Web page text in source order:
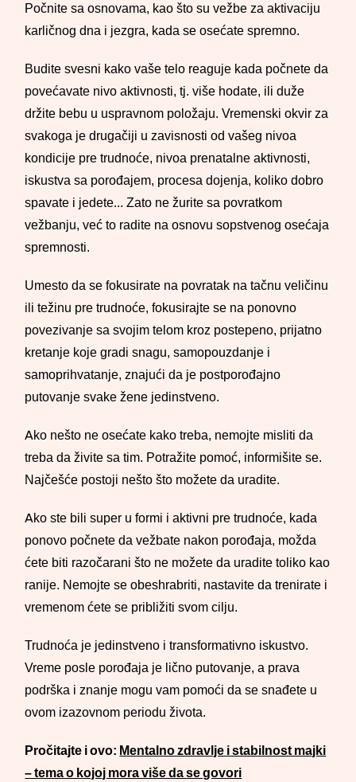
Počnite sa osnovama, kao što su vežbe za aktivaciju
karličnog dna i jezgra, kada se osećate spremno.
Budite svesni kako vaše telo reaguje kada počnete da
povećavate nivo aktivnosti, tj. više hodate, ili duže
držite bebu u uspravnom položaju. Vremenski okvir za
svakoga je drugačiji u zavisnosti od vašeg nivoa
kondicije pre trudnoće, nivoa prenatalne aktivnosti,
iskustva sa porođajem, procesa dojenja, koliko dobro
spavate i jedete... Zato ne žurite sa povratkom
vežbanju, već to radite na osnovu sopstvenog osećaja
spremnosti.
Umesto da se fokusirate na povratak na tačnu veličinu
ili težinu pre trudnoće, fokusirajte se na ponovno
povezivanje sa svojim telom kroz postepeno, prijatno
kretanje koje gradi snagu, samopouzdanje i
samoprihvatanje, znajući da je postporođajno
putovanje svake žene jedinstveno.
Ako nešto ne osećate kako treba, nemojte misliti da
treba da živite sa tim. Potražite pomoć, informišite se.
Najčešće postoji nešto što možete da uradite.
Ako ste bili super u formi i aktivni pre trudnoće, kada
ponovo počnete da vežbate nakon porođaja, možda
ćete biti razočarani što ne možete da uradite toliko kao
ranije. Nemojte se obeshrabriti, nastavite da trenirate i
vremenom ćete se približiti svom cilju.
Trudnoća je jedinstveno i transformativno iskustvo.
Vreme posle porođaja je lično putovanje, a prava
podrška i znanje mogu vam pomoći da se snađete u
ovom izazovnom periodu života.
Pročitajte i ovo: Mentalno zdravlje i stabilnost majki
– tema o kojoj mora više da se govori